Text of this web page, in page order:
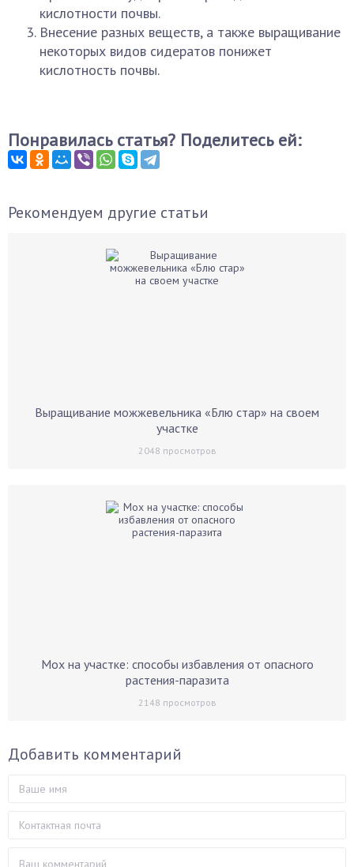
кислотности почвы.
Внесение разных веществ, а также выращивание
некоторых видов сидератов понижет
кислотность почвы.
Понравилась статья? Поделитесь ей:
Рекомендуем другие статьи
Выращивание можжевельника «Блю стар» на своем
участке
2048 просмотров
Мох на участке: способы избавления от опасного
растения-паразита
2148 просмотров
Добавить комментарий